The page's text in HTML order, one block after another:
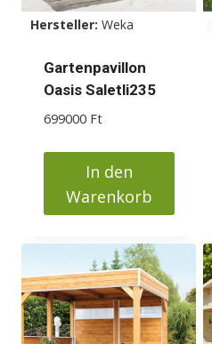
können
auf
der
Produktseite
Hersteller: Weka
Gartenpavillon
Oasis Saletli235
699000 Ft
In den
Warenkorb